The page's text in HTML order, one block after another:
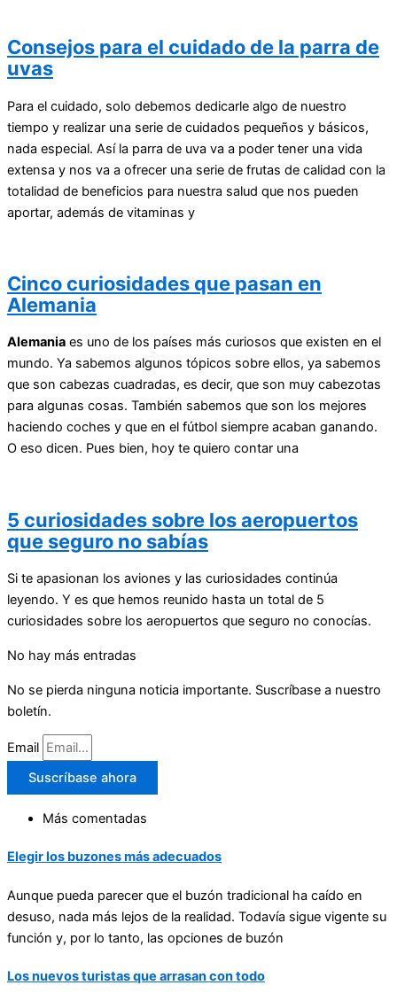
Consejos para el cuidado de la parra de
uvas
Para el cuidado, solo debemos dedicarle algo de nuestro
tiempo y realizar una serie de cuidados pequeños y básicos,
nada especial. Así la parra de uva va a poder tener una vida
extensa y nos va a ofrecer una serie de frutas de calidad con la
totalidad de beneficios para nuestra salud que nos pueden
aportar, además de vitaminas y
Cinco curiosidades que pasan en
Alemania
Alemania es uno de los países más curiosos que existen en el
mundo. Ya sabemos algunos tópicos sobre ellos, ya sabemos
que son cabezas cuadradas, es decir, que son muy cabezotas
para algunas cosas. También sabemos que son los mejores
haciendo coches y que en el fútbol siempre acaban ganando.
O eso dicen. Pues bien, hoy te quiero contar una
5 curiosidades sobre los aeropuertos
que seguro no sabías
Si te apasionan los aviones y las curiosidades continúa
leyendo. Y es que hemos reunido hasta un total de 5
curiosidades sobre los aeropuertos que seguro no conocías.
No hay más entradas
No se pierda ninguna noticia importante. Suscríbase a nuestro
boletín.
Email
Suscríbase ahora
Más comentadas
Elegir los buzones más adecuados
Aunque pueda parecer que el buzón tradicional ha caído en
desuso, nada más lejos de la realidad. Todavía sigue vigente su
función y, por lo tanto, las opciones de buzón
Los nuevos turistas que arrasan con todo